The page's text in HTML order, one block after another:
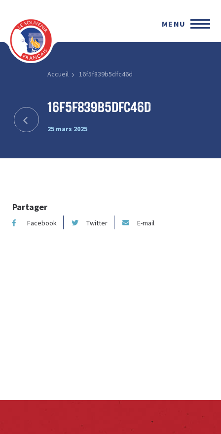
MENU
Accueil 16f5f839b5dfc46d
16f5f839b5dfc46d
25 mars 2025
Partager
Facebook Twitter E-mail